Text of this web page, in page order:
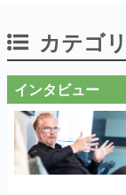
カテゴ
インタビュー